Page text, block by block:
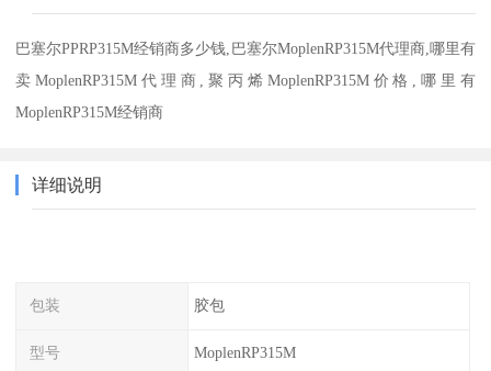
巴塞尔PPRP315M经销商多少钱,巴塞尔MoplenRP315M代理商,哪里有
卖MoplenRP315M代理商,聚丙烯MoplenRP315M价格,哪里有
MoplenRP315M经销商
详细说明
包装 胶包
型号 MoplenRP315M